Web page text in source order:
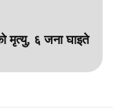
मृत्यु, ६ जना घाइते